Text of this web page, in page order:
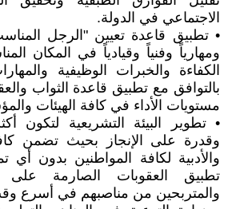
الاجتماعي في الدولة.
• تطبيق قاعدة تعيين "الرجل
ومهارياً وفنياً وقيادياً في المكان
الكفاءة والخبرات الوظيفية
بالتوافق مع تطبيق قاعدة الثواب
مستويات الأداء في كافة الهيئات
• تطوير البيئة التشريعية لتكون
وقدرة على الإنجاز بحيث تضمن
والأدبية لكافة المواطنين بدون أي
تطبيق العقوبات الصارمة على
والمتربحين من مناصبهم في أسرع